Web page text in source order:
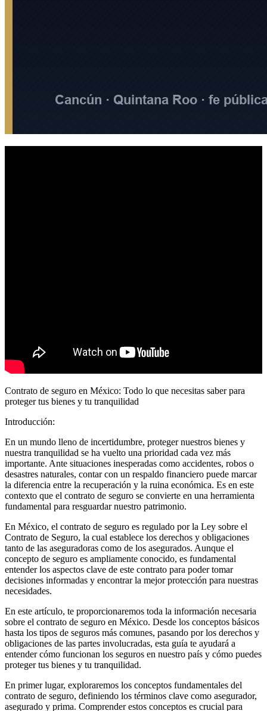
Contrato de seguro en México: Todo lo que necesitas saber para
proteger tus bienes y tu tranquilidad
Introducción:
En un mundo lleno de incertidumbre, proteger nuestros bienes y
nuestra tranquilidad se ha vuelto una prioridad cada vez más
importante. Ante situaciones inesperadas como accidentes, robos o
desastres naturales, contar con un respaldo financiero puede marcar
la diferencia entre la recuperación y la ruina económica. Es en este
contexto que el contrato de seguro se convierte en una herramienta
fundamental para resguardar nuestro patrimonio.
En México, el contrato de seguro es regulado por la Ley sobre el
Contrato de Seguro, la cual establece los derechos y obligaciones
tanto de las aseguradoras como de los asegurados. Aunque el
concepto de seguro es ampliamente conocido, es fundamental
entender los aspectos clave de este contrato para poder tomar
decisiones informadas y encontrar la mejor protección para nuestras
necesidades.
En este artículo, te proporcionaremos toda la información necesaria
sobre el contrato de seguro en México. Desde los conceptos básicos
hasta los tipos de seguros más comunes, pasando por los derechos y
obligaciones de las partes involucradas, esta guía te ayudará a
entender cómo funcionan los seguros en nuestro país y cómo puedes
proteger tus bienes y tu tranquilidad.
En primer lugar, exploraremos los conceptos fundamentales del
contrato de seguro, definiendo los términos clave como asegurador,
asegurado y prima. Comprender estos conceptos es crucial para